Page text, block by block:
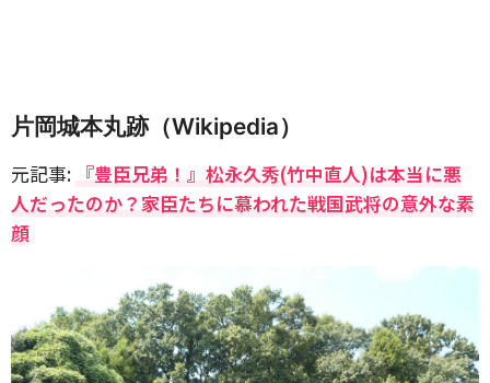
片岡城本丸跡（Wikipedia）
元記事: 『豊臣兄弟！』松永久秀(竹中直人)は本当に悪
人だったのか？家臣たちに慕われた戦国武将の意外な素
顔